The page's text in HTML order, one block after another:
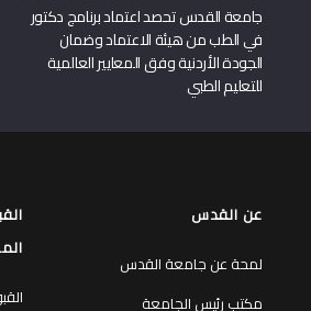
جامعة القدس تحصد اعتماد برنامج دكتور
في الطب من هيئة الاعتماد وضمان
الجودة الأردنية وفق المعايير العالمية
للتعليم الطبي
عن القدس
لمحة عن جامعة القدس
مكتب رئيس الجامعة